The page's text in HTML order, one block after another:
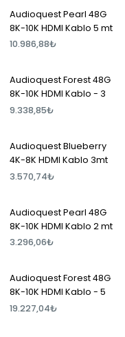
Audioquest Pearl 48G
8K-10K HDMI Kablo 5 mt
10.986,88₺
Audioquest Forest 48G
8K-10K HDMI Kablo - 3
mt
9.338,85₺
Audioquest Blueberry
4K-8K HDMI Kablo 3mt
3.570,74₺
Audioquest Pearl 48G
8K-10K HDMI Kablo 2 mt
3.296,06₺
Audioquest Forest 48G
8K-10K HDMI Kablo - 5
mt
19.227,04₺